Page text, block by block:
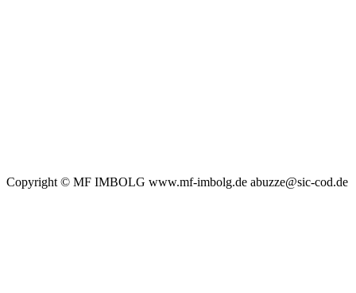
Copyright © MF IMBOLG www.mf-imbolg.de abuzze@sic-cod.de